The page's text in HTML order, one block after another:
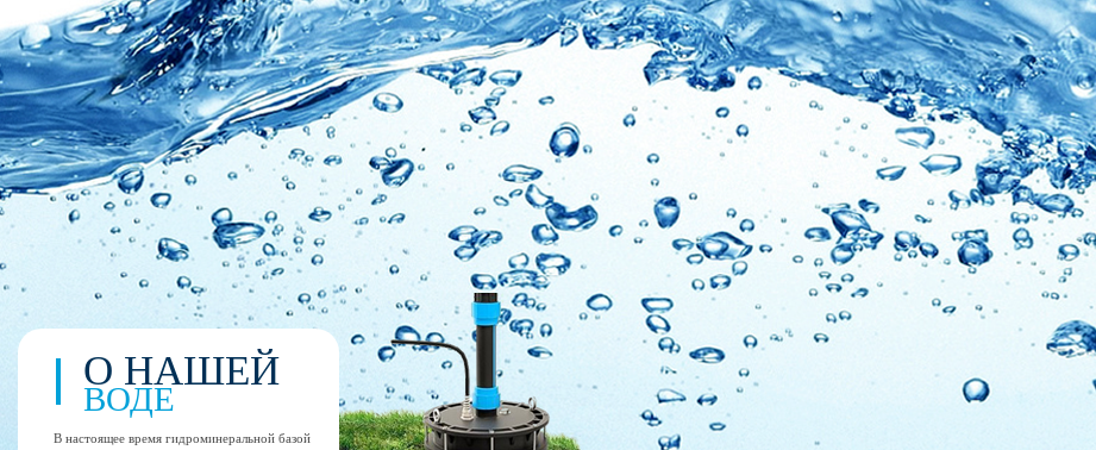
О НАШЕЙ
ВОДЕ
В настоящее время гидроминеральной базой